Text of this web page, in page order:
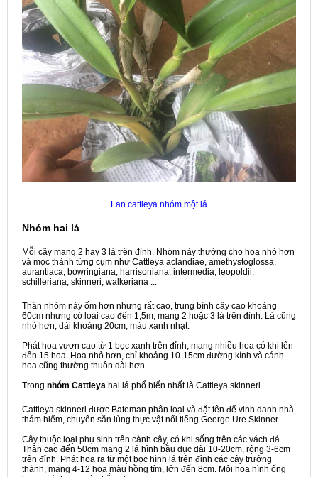
Lan cattleya nhóm một lá
Nhóm hai lá
Mỗi cây mang 2 hay 3 lá trên đỉnh. Nhóm này thường cho hoa nhỏ hơn
và mọc thành từng cụm như Cattleya aclandiae, amethystoglossa,
aurantiaca, bowringiana, harrisoniana, intermedia, leopoldii,
schilleriana, skinneri, walkeriana ...
Thân nhóm này ốm hơn nhưng rất cao, trung bình cây cao khoảng
60cm nhưng có loài cao đến 1,5m, mang 2 hoặc 3 lá trên đỉnh. Lá cũng
nhỏ hơn, dài khoảng 20cm, màu xanh nhạt.
Phát hoa vươn cao từ 1 bọc xanh trên đỉnh, mang nhiều hoa có khi lên
đến 15 hoa. Hoa nhỏ hơn, chỉ khoảng 10-15cm đường kính và cánh
hoa cũng thường thuôn dài hơn.
Trong nhóm Cattleya hai lá phổ biến nhất là Cattleya skinneri
Cattleya skinneri được Bateman phân loại và đặt tên để vinh danh nhà
thám hiểm, chuyên săn lùng thực vật nổi tiếng George Ure Skinner.
Cây thuộc loại phụ sinh trên cành cây, có khi sống trên các vách đá.
Thân cao đến 50cm mang 2 lá hình bầu dục dài 10-20cm, rộng 3-6cm
trên đỉnh. Phát hoa ra từ một bọc hình lá trên đỉnh các cây trưởng
thành, mang 4-12 hoa màu hồng tím, lớn đến 8cm. Môi hoa hình ống